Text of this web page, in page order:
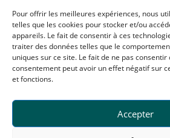
Pour offrir les meilleures expériences, nous
telles que les cookies pour stocker et/ou
appareils. Le fait de consentir à ces
traiter des données telles que le
uniques sur ce site. Le fait de ne pas
consentement peut avoir un effet négatif sur
et fonctions.
Accepter